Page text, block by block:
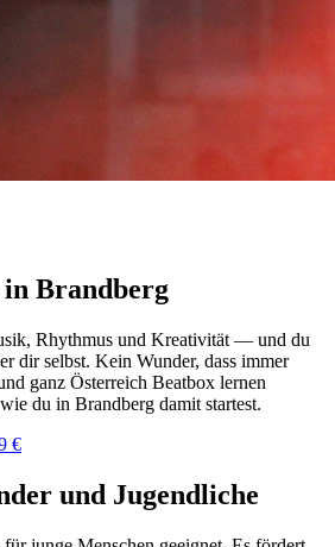
Brandberg
Rhythmus und Kreativität — und du
dir selbst. Kein Wunder, dass immer
ganz Österreich Beatbox lernen
du in Brandberg damit startest.
€
und Jugendliche